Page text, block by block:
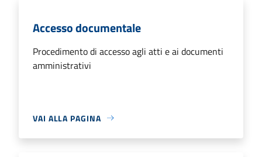
Accesso documentale
Procedimento di accesso agli atti e ai documenti
amministrativi
VAI ALLA PAGINA